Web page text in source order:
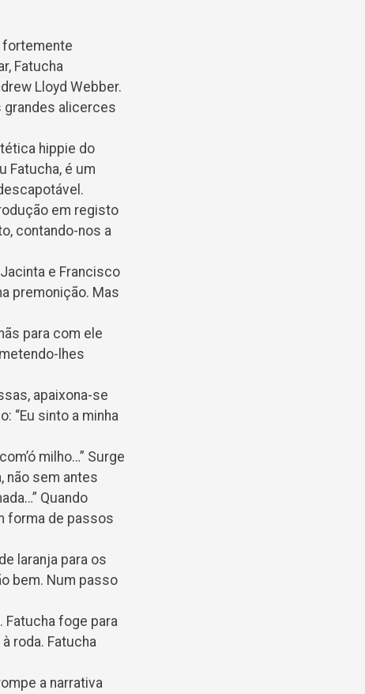
fortemente
Fatucha
Lloyd Webber.
grandes alicerces
hippie do
Fatucha, é um
em registo
contando-nos a
e Francisco
premonição. Mas
para com ele
lhes
apaixona-se
“Eu sinto a minha
milho…” Surge
não sem antes
Quando
forma de passos
laranja para os
bem. Num passo
foge para
roda. Fatucha
a narrativa